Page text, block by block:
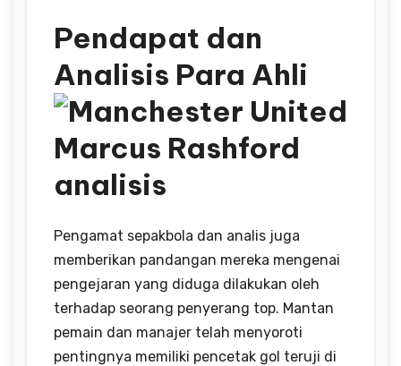
Pendapat dan
Analisis Para Ahli
Pengamat sepakbola dan analis juga
memberikan pandangan mereka mengenai
pengejaran yang diduga dilakukan oleh
terhadap seorang penyerang top. Mantan
pemain dan manajer telah menyoroti
pentingnya memiliki pencetak gol teruji di